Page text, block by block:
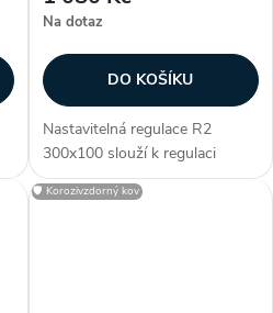
Na dotaz
DO KOŠÍKU
Nastavitelná regulace R2
300x100 slouží k regulaci
průtoku vzduchu. Regulace je
určena pro
🛡️ Korozivzdorný kov